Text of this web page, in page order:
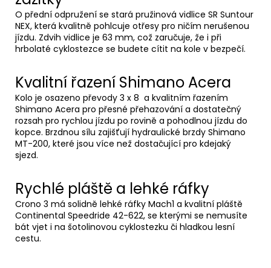
O přední odpružení se stará pružinová vidlice SR Suntour
NEX, která kvalitně pohlcuje otřesy pro ničím nerušenou
jízdu. Zdvih vidlice je 63 mm, což zaručuje, že i při
hrbolaté cyklostezce se budete cítit na kole v bezpečí.
Kvalitní řazení Shimano Acera
Kolo je osazeno převody 3 x 8 a kvalitním řazením
Shimano Acera pro přesné přehazování a dostatečný
rozsah pro rychlou jízdu po rovině a pohodlnou jízdu do
kopce. Brzdnou sílu zajišťují hydraulické brzdy Shimano
MT-200, které jsou více než dostačující pro kdejaký
sjezd.
Rychlé pláště a lehké ráfky
Crono 3 má solidně lehké ráfky Mach1 a kvalitní pláště
Continental Speedride 42-622, se kterými se nemusíte
bát vjet i na šotolinovou cyklostezku či hladkou lesní
cestu.